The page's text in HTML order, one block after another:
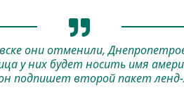
они отменили,
у них будет носить имя
подпишет второй пакет ленд-